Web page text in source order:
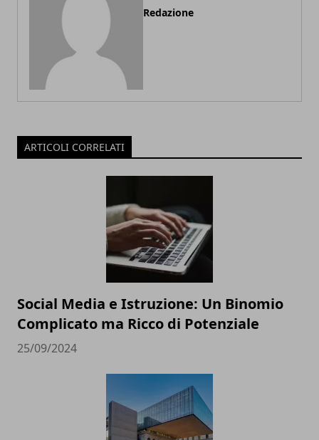
Redazione
ARTICOLI CORRELATI
Social Media e Istruzione: Un Binomio
Complicato ma Ricco di Potenziale
25/09/2024